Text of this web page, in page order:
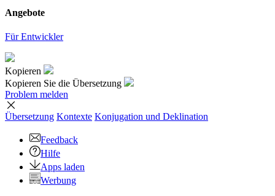
Angebote
Für Entwickler
Kopieren
Kopieren Sie die Übersetzung
Problem melden
Übersetzung Kontexte Konjugation und Deklination
Feedback
Hilfe
Apps laden
Werbung